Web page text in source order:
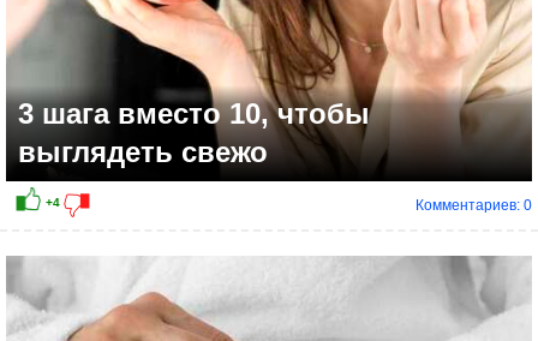
3 шага вместо 10, чтобы
выглядеть свежо
Комментариев: 0